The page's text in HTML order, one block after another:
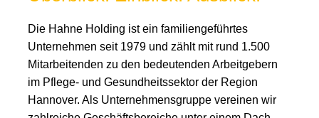
Die Hahne Holding ist ein familiengeführtes
Unternehmen seit 1979 und zählt mit rund 1.500
Mitarbeitenden zu den bedeutenden Arbeitgebern
im Pflege- und Gesundheitssektor der Region
Hannover. Als Unternehmensgruppe vereinen wir